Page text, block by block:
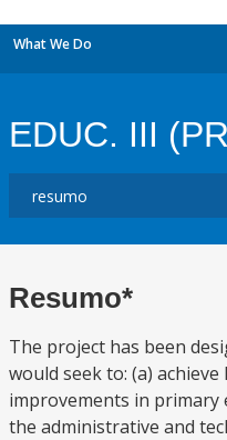
What We Do
EDUC. III
Resumo*
The project has been
would seek to: (a)
improvements in primary
the administrative and